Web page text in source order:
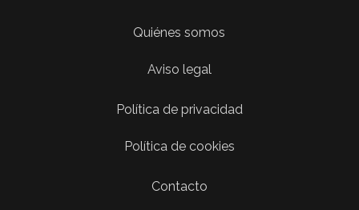
Quiénes somos
Aviso legal
Política de privacidad
Política de cookies
Contacto